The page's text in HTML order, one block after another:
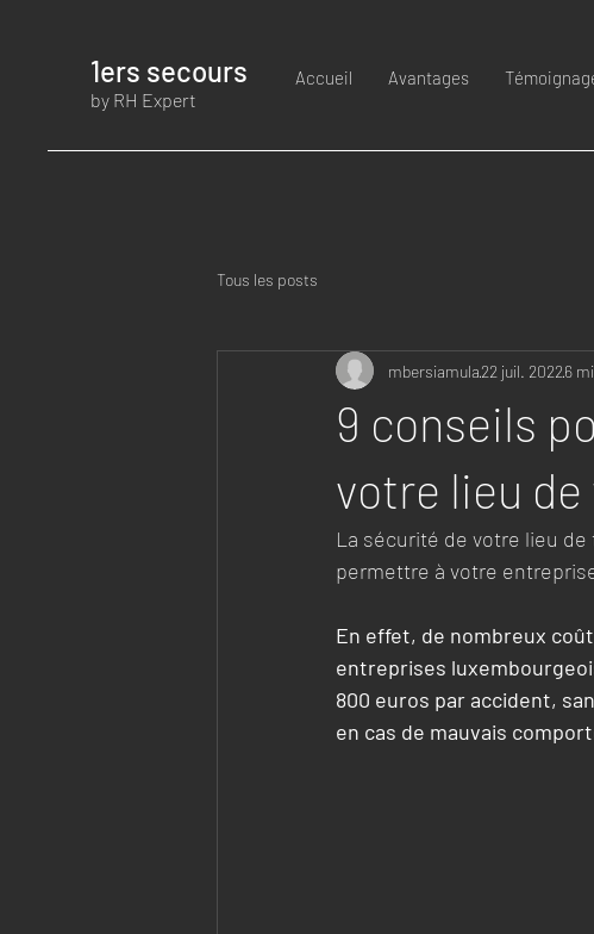
1ers secours
by RH Expert
Accueil Avantages
Tous les posts
9 conseils
votre lieu
mbersiamula22 juil. 20226
La sécurité de votre lieu
permettre à votre
En effet, de nombreux
entreprises
800 euros par accident,
en cas de mauvais